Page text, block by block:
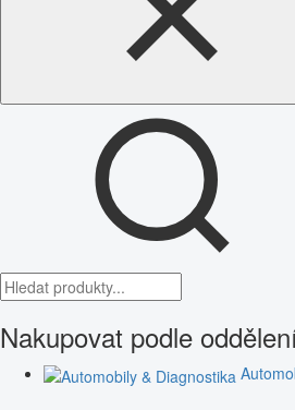
Nakupovat podle